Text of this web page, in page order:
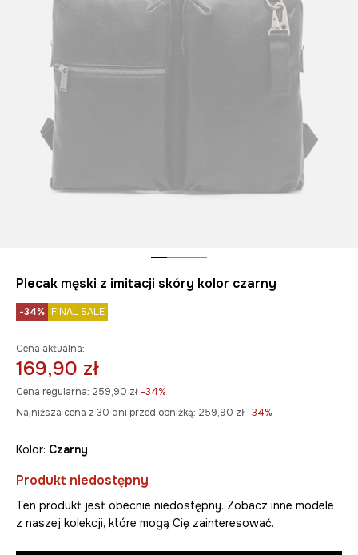
Plecak męski z imitacji skóry kolor czarny
-34% FINAL SALE
Cena aktualna:
169,90 zł
Cena regularna: 259,90 zł -34%
Najniższa cena z 30 dni przed obniżką: 259,90 zł -34%
Kolor: czarny
Produkt niedostępny
Ten produkt jest obecnie niedostępny. Zobacz inne modele
z naszej kolekcji, które mogą Cię zainteresować.